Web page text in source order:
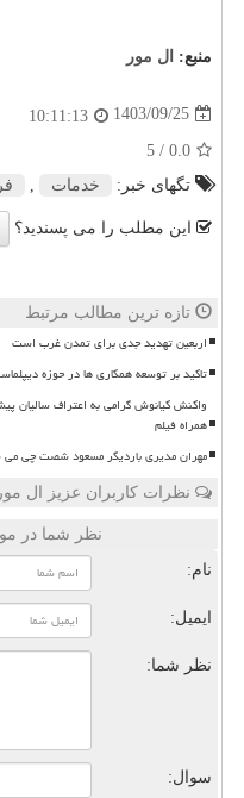
منبع: ال مور
1403/09/25
10:11:13
0.0
/ 5
تگهای خبر:
خدمات
این مطلب را می پسندید؟
تازه ترین مطالب مرتبط
اربعین تهدید جدی برای تمدن غرب است
تاکید بر توسعه همکاری ها در حوزه
واکنش کیانوش گرامی به اعتراف سالیان
همراه فیلم
مهران مدیری باردیگر مسعود شصت چی
نظرات کاربران عزیز ال
نظر شما در
نام:
ایمیل:
نظر شما:
سوال: